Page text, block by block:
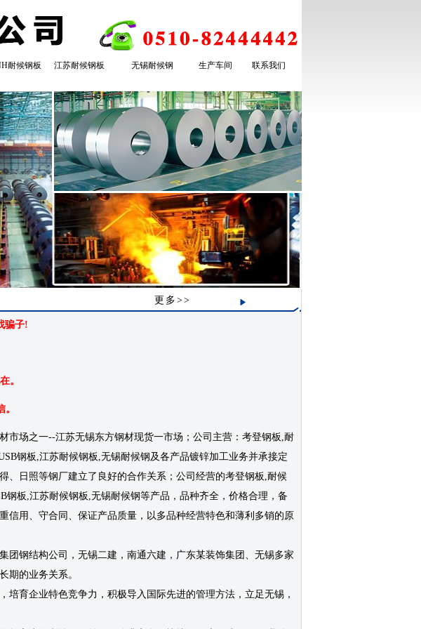
耐候钢板 江苏耐候钢板 无锡耐候钢 生产车间 联系我们
更多>>
骗子!
。
市场之一--江苏无锡东方钢材现货一市场；公司主营：考登钢板,耐
钢板,江苏耐候钢板,无锡耐候钢及各产品镀锌加工业务并承接定
、日照等钢厂建立了良好的合作关系；公司经营的考登钢板,耐候
钢板,江苏耐候钢板,无锡耐候钢等产品，品种齐全，价格合理，备
信用、守合同、保证产品质量，以多品种经营特色和薄利多销的原
团钢结构公司，无锡二建，南通六建，广东某装饰集团、无锡多家
期的业务关系。
培育企业特色竞争力，积极导入国际先进的管理方法，立足无锡，